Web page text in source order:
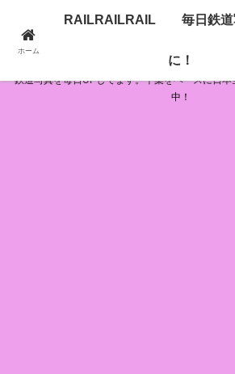
RAILRAILRAIL 毎日鉄道写
鉄道写真を毎日UPしてます。千葉をベースに日
中！
ホーム
RAILRAILRAIL 毎日鉄道
に！